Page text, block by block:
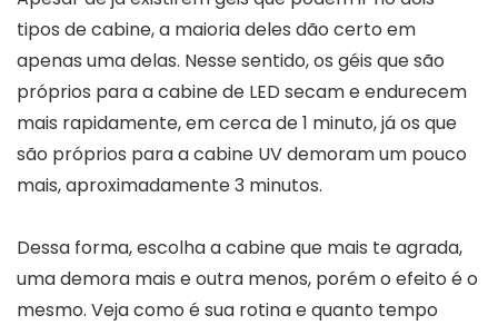
tipos de cabine, a maioria deles dão certo em
apenas uma delas. Nesse sentido, os géis que são
próprios para a cabine de LED secam e endurecem
mais rapidamente, em cerca de 1 minuto, já os que
são próprios para a cabine UV demoram um pouco
mais, aproximadamente 3 minutos.
Dessa forma, escolha a cabine que mais te agrada,
uma demora mais e outra menos, porém o efeito é o
mesmo. Veja como é sua rotina e quanto tempo